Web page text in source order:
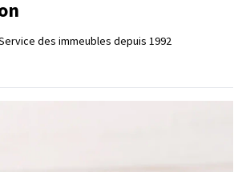
des immeubles depuis 1992